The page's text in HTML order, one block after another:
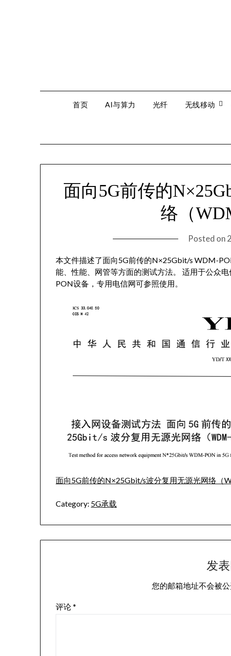
首页 AI与算力 光纤 无线移动
面向5G前传的
络（
Posted on
本文件描述了面向5G前传的N×25Gbit/s WDM-
能、性能、网管等方面的测试方法。 适用于公众
PON设备，专用电信网可参照使用。
面向5G前传的N×25Gbit/s波分复用无源光网络（
Category: 5G承载
发
您的邮箱地址不会被公
评论*